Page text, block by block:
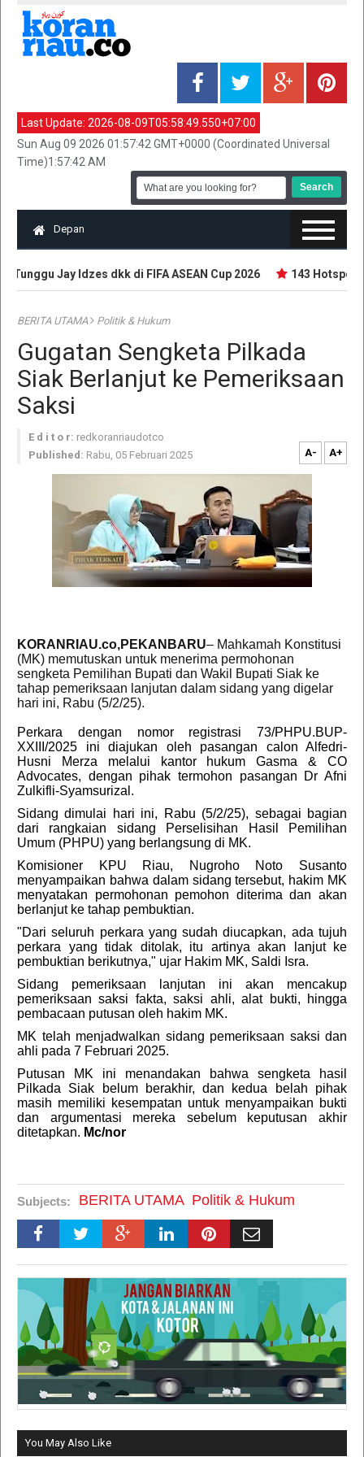
Last Update: 2026-08-09T05:58:49.550+07:00
Sun Aug 09 2026 01:57:42 GMT+0000 (Coordinated Universal
Time)1:57:42 AM
Depan
Jay Idzes dkk di FIFA ASEAN Cup 2026 143 Hotspot
BERITA UTAMA Politik & Hukum
Gugatan Sengketa Pilkada
Siak Berlanjut ke Pemeriksaan
Saksi
E d i t o r: redkoranriaudotco
Published: Rabu, 05 Februari 2025 A- A+
KORANRIAU.co,PEKANBARU– Mahkamah Konstitusi
(MK) memutuskan untuk menerima permohonan
sengketa Pemilihan Bupati dan Wakil Bupati Siak ke
tahap pemeriksaan lanjutan dalam sidang yang digelar
hari ini, Rabu (5/2/25).
Perkara dengan nomor registrasi 73/PHPU.BUP-
XXIII/2025 ini diajukan oleh pasangan calon Alfedri-
Husni Merza melalui kantor hukum Gasma & CO
Advocates, dengan pihak termohon pasangan Dr Afni
Zulkifli-Syamsurizal.
Sidang dimulai hari ini, Rabu (5/2/25), sebagai bagian
dari rangkaian sidang Perselisihan Hasil Pemilihan
Umum (PHPU) yang berlangsung di MK.
Komisioner KPU Riau, Nugroho Noto Susanto
menyampaikan bahwa dalam sidang tersebut, hakim MK
menyatakan permohonan pemohon diterima dan akan
berlanjut ke tahap pembuktian.
"Dari seluruh perkara yang sudah diucapkan, ada tujuh
perkara yang tidak ditolak, itu artinya akan lanjut ke
pembuktian berikutnya," ujar Hakim MK, Saldi Isra.
Sidang pemeriksaan lanjutan ini akan mencakup
pemeriksaan saksi fakta, saksi ahli, alat bukti, hingga
pembacaan putusan oleh hakim MK.
MK telah menjadwalkan sidang pemeriksaan saksi dan
ahli pada 7 Februari 2025.
Putusan MK ini menandakan bahwa sengketa hasil
Pilkada Siak belum berakhir, dan kedua belah pihak
masih memiliki kesempatan untuk menyampaikan bukti
dan argumentasi mereka sebelum keputusan akhir
ditetapkan. Mc/nor
Subjects: BERITA UTAMA Politik & Hukum
You May Also Like